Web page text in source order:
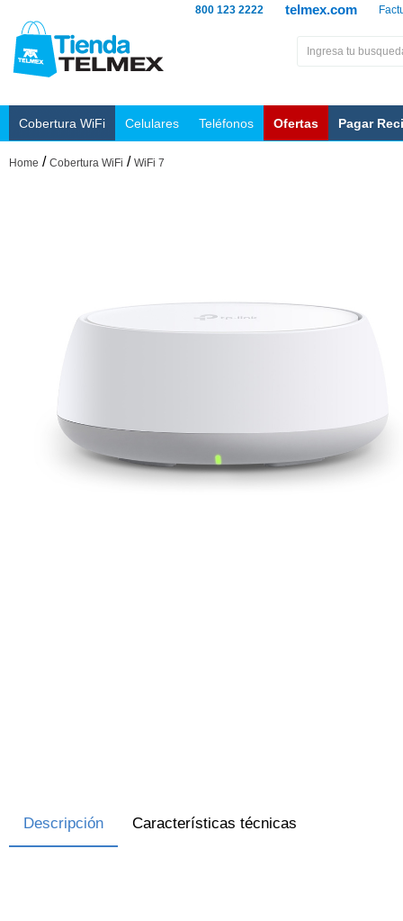
telmex.com
800 123 2222
Cobertura WiFi Celulares Teléfonos Ofertas Pagar
Home / Cobertura WiFi / WiFi 7
Descripción Características técnicas